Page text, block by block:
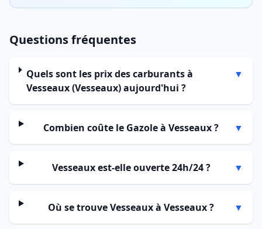
Questions fréquentes
Quels sont les prix des carburants à
Vesseaux (Vesseaux) aujourd'hui ?
▼
Combien coûte le Gazole à Vesseaux ? ▼
Vesseaux est-elle ouverte 24h/24 ? ▼
Où se trouve Vesseaux à Vesseaux ? ▼